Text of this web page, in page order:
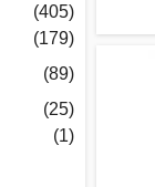
(405)
(179)
(89)
(25)
(1)